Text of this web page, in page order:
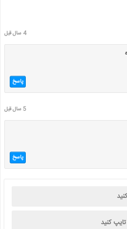
4 سال قبل
پاسخ
5 سال قبل
پاسخ